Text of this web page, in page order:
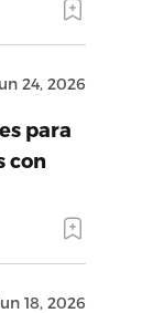
24, 2026
para
con
18, 2026